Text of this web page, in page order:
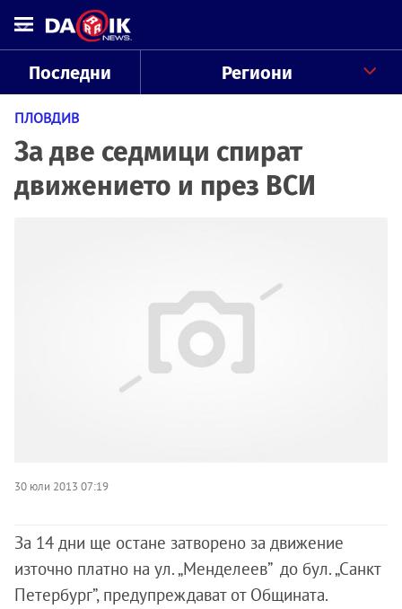
Последни Региони
ПЛОВДИВ
За две седмици спират
движението и през ВСИ
30 юли 2013 07:19
За 14 дни ще остане затворено за движение
източно платно на ул. „Менделеев” до бул. „Санкт
Петербург”, предупреждават от Общината.